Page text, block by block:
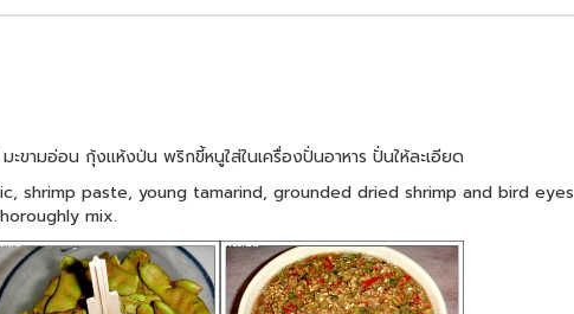
ะขามอ่อน กุ้งแห้งป่น พริกขี้หนูใส่ในเครื่องปั่นอาหาร ปั่นให้ละเอียด
shrimp paste, young tamarind, grounded dried shrimp and bird eyes
mix.